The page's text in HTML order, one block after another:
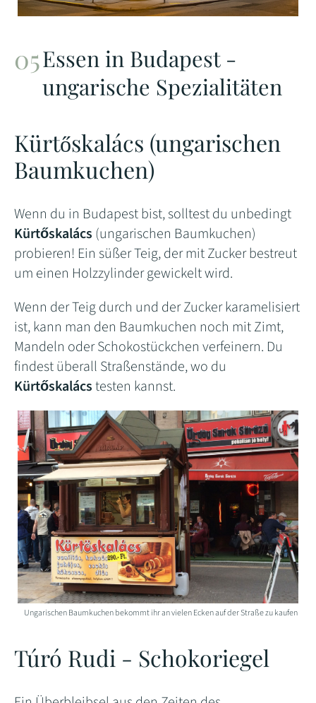
Essen in Budapest -
ungarische Spezialitäten
Kürtőskalács (ungarischen
Baumkuchen)
Wenn du in Budapest bist, solltest du unbedingt
Kürtőskalács (ungarischen Baumkuchen)
probieren! Ein süßer Teig, der mit Zucker bestreut
um einen Holzzylinder gewickelt wird.
Wenn der Teig durch und der Zucker karamelisiert
ist, kann man den Baumkuchen noch mit Zimt,
Mandeln oder Schokostückchen verfeinern. Du
findest überall Straßenstände, wo du
Kürtőskalácstesten kannst.
Ungarischen Baumkuchen bekommt ihr an vielen Ecken auf der Straße zu kaufen
Túró Rudi - Schokoriegel